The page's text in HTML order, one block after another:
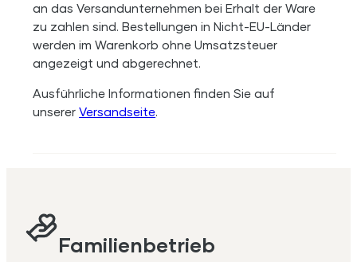
an das Versandunternehmen bei Erhalt der Ware
zu zahlen sind. Bestellungen in Nicht-EU-Länder
werden im Warenkorb ohne Umsatzsteuer
angezeigt und abgerechnet.
Ausführliche Informationen finden Sie auf
unsererVersandseite.
Familienbetrieb